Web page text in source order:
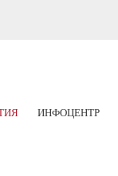
ИНФОЦЕНТР